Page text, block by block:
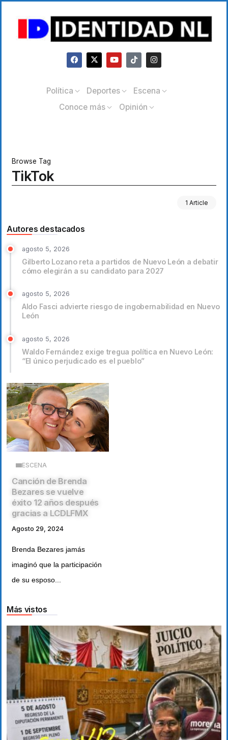
Política Deportes
Escena
Conoce más
Opinión
Browse Tag
TikTok
1 Article
Autores destacados
agosto 5, 2026
Gilberto Lozano reta a partidos de Nuevo León a debatir
cómo elegirán a su candidato para 2027
agosto 5, 2026
Aldo Fasci advierte riesgo de ingobernabilidad en Nuevo
León
agosto 5, 2026
Waldo Fernández exige tregua política en Nuevo León:
“El único perjudicado es el pueblo”
ESCENA
Canción de Brenda
Bezares se vuelve
éxito 12 años después
gracias a LCDLFMX
Agosto 29, 2024
Brenda Bezares jamás
imaginó que la participación
de su esposo...
Más vistos